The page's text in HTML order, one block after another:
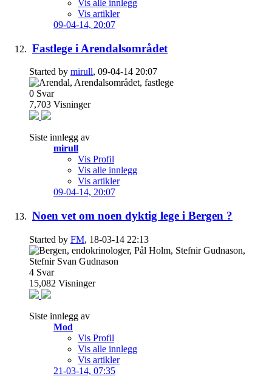
Vis alle innlegg
Vis artikler
09-04-14, 20:07
Fastlege i Arendalsområdet
Started by mirull, 09-04-14 20:07
0 Svar
7,703 Visninger
Siste innlegg av
mirull
Vis Profil
Vis alle innlegg
Vis artikler
09-04-14, 20:07
Noen vet om noen dyktig lege i Bergen ?
Started by FM, 18-03-14 22:13
4 Svar
15,082 Visninger
Siste innlegg av
Mod
Vis Profil
Vis alle innlegg
Vis artikler
21-03-14, 07:35